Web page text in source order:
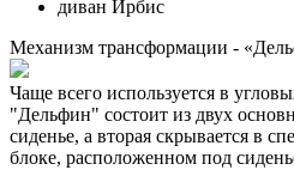
Механизм трансформации -
Чаще всего используется в
"Дельфин" состоит из двух
сиденье, а вторая скрывается в
блоке, расположенном под